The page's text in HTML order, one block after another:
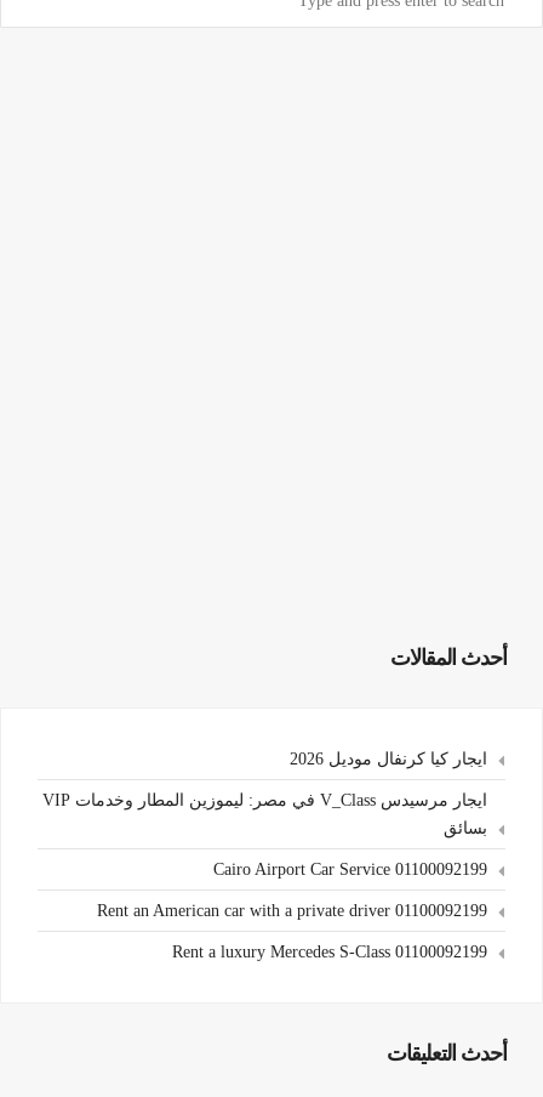
أحدث المقالات
ايجار كيا كرنفال موديل 2026
ايجار مرسيدس V_Class في مصر: ليموزين المطار وخدمات VIP
بسائق
Cairo Airport Car Service 01100092199
Rent an American car with a private driver 01100092199
Rent a luxury Mercedes S-Class 01100092199
أحدث التعليقات